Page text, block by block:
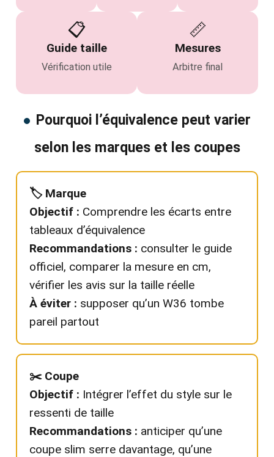
📋
Guide taille
Vérification utile
📏
Mesures
Arbitre final
Pourquoi l’équivalence peut varier
selon les marques et les coupes
🏷️ Marque
Objectif : Comprendre les écarts entre
tableaux d’équivalence
Recommandations : consulter le guide
officiel, comparer la mesure en cm,
vérifier les avis sur la taille réelle
À éviter : supposer qu’un W36 tombe
pareil partout
✂️ Coupe
Objectif : Intégrer l’effet du style sur le
ressenti de taille
Recommandations : anticiper qu’une
coupe slim serre davantage, qu’une